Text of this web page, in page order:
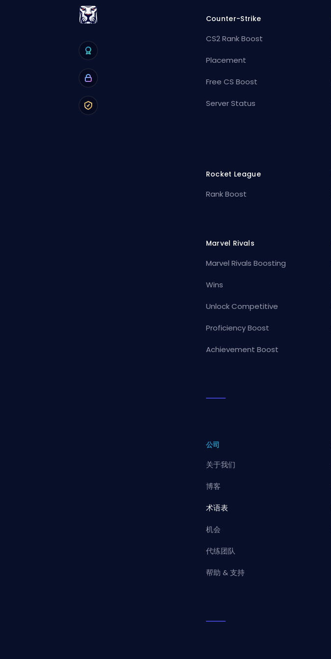
Counter-Strike
CS2 Rank Boost
Placement
Free CS Boost
Server Status
Rocket League
Rank Boost
Marvel Rivals
Marvel Rivals Boosting
Wins
Unlock Competitive
Proficiency Boost
Achievement Boost
公司
关于我们
博客
术语表
机会
代练团队
帮助 & 支持